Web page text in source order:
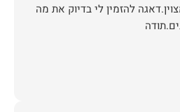
להזמין לי בדיוק את מה